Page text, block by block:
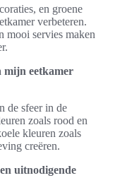
en groene
verbeteren.
mooi servies maken
mijn eetkamer
de sfeer in de
zoals rood en
kleuren zoals
creëren.
uitnodigende